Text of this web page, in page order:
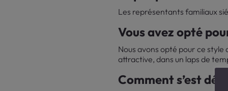
Les représentants familiaux
Vous avez opté
Nous avons opté pour ce
attractive, dans un laps de
Comment s’est